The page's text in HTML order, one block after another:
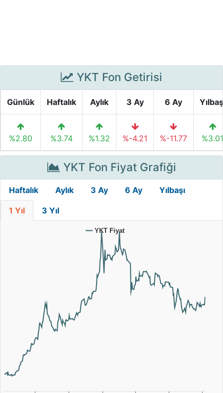
YKT Fon Getirisi
Günlük Haftalık Aylık 3 Ay 6 Ay
%2.80 %3.74 %1.32 %-4.21 %-11.77 %3.01
YKT Fon Fiyat Grafiği
Haftalık Aylık 3 Ay 6 Ay Yılbaşı
1 Yıl 3 Yıl